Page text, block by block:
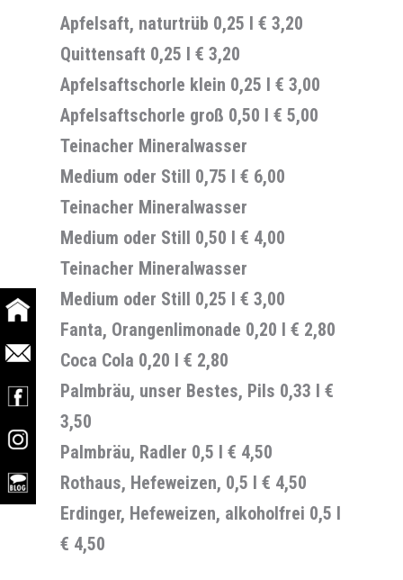
Apfelsaft, naturtrüb 0,25 l€ 3,20
Quittensaft 0,25 l€ 3,20
Apfelsaftschorle klein 0,25 l€ 3,00
Apfelsaftschorle groß 0,50 l€ 5,00
Teinacher Mineralwasser
Medium oder Still 0,75 l€ 6,00
Teinacher Mineralwasser
Medium oder Still 0,50 l€ 4,00
Teinacher Mineralwasser
Medium oder Still 0,25 l€ 3,00
Fanta, Orangenlimonade 0,20 l € 2,80
Coca Cola 0,20 l€ 2,80
Palmbräu, unser Bestes, Pils 0,33 l €
3,50
Palmbräu, Radler 0,5 l € 4,50
Rothaus, Hefeweizen, 0,5 l€ 4,50
Erdinger, Hefeweizen, alkoholfrei 0,5 l
€ 4,50